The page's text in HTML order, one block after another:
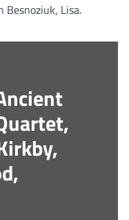
Besnoziuk, Lisa.